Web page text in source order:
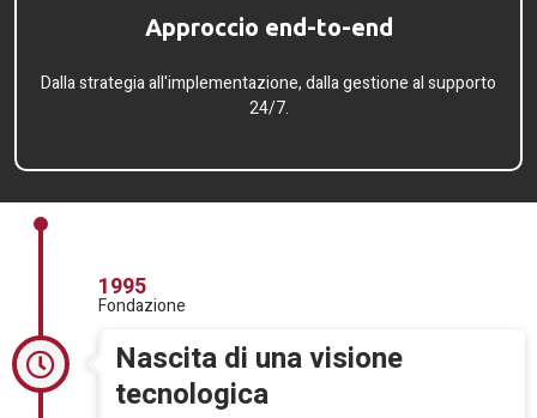
Approccio end-to-end​
Dalla strategia all'implementazione, dalla gestione al supporto
24/7.
1995
Fondazione
Nascita di una visione
tecnologica